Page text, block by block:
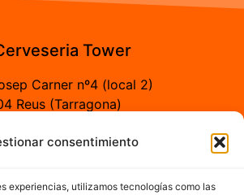
consentimiento
experiencias, utilizamos tecnologías como las
Tower
Carner nº4 (local 2)
Reus (Tarragona)